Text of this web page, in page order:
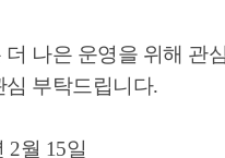
더 나은 운영을 위해 관
심 부탁드립니다.
2월 15일